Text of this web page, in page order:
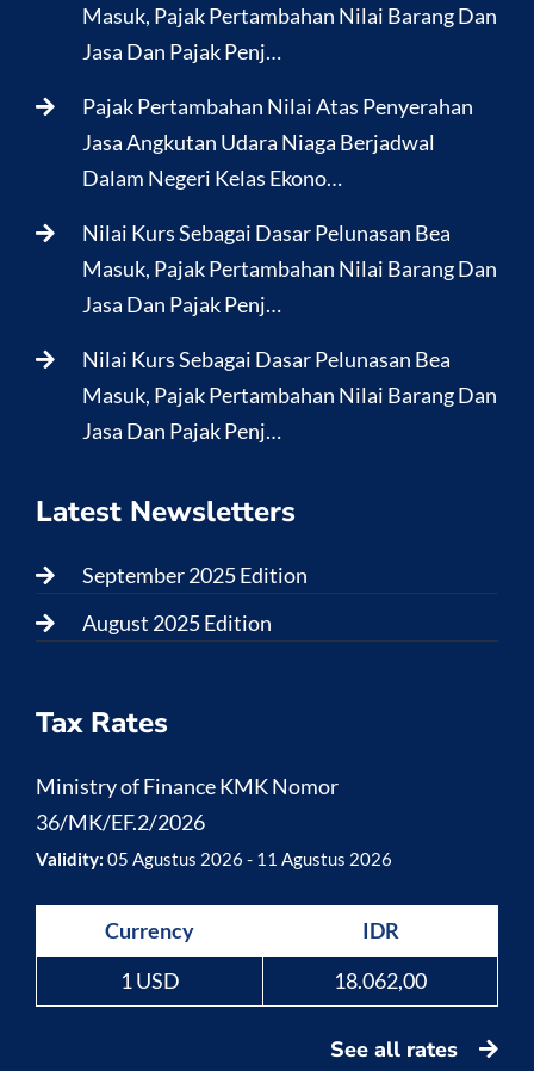
Masuk, Pajak Pertambahan Nilai Barang Dan
Jasa Dan Pajak Penj…
Pajak Pertambahan Nilai Atas Penyerahan
Jasa Angkutan Udara Niaga Berjadwal
Dalam Negeri Kelas Ekono…
Nilai Kurs Sebagai Dasar Pelunasan Bea
Masuk, Pajak Pertambahan Nilai Barang Dan
Jasa Dan Pajak Penj…
Nilai Kurs Sebagai Dasar Pelunasan Bea
Masuk, Pajak Pertambahan Nilai Barang Dan
Jasa Dan Pajak Penj…
Latest Newsletters
September 2025 Edition
August 2025 Edition
Tax Rates
Ministry of Finance KMK Nomor
36/MK/EF.2/2026
Validity: 05 Agustus 2026 - 11 Agustus 2026
Currency
IDR
1 USD
18.062,00
See all rates